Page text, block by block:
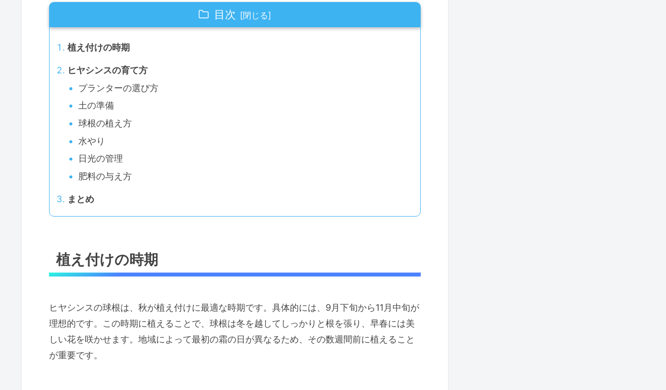
目次
植え付けの時期
ヒヤシンスの育て方
プランターの選び方
土の準備
球根の植え方
水やり
日光の管理
肥料の与え方
まとめ
植え付けの時期
ヒヤシンスの球根は、秋が植え付けに最適な時期です。具体的には、9月下旬から11月中旬が
理想的です。この時期に植えることで、球根は冬を越してしっかりと根を張り、早春には美
しい花を咲かせます。地域によって最初の霜の日が異なるため、その数週間前に植えること
が重要です。